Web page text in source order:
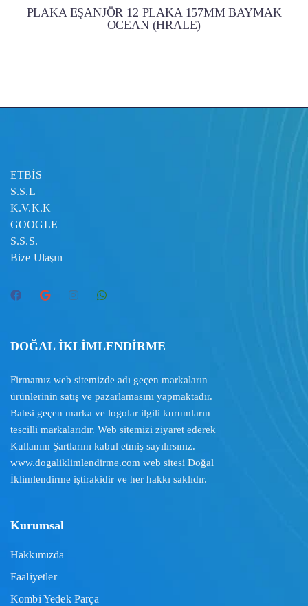
PLAKA EŞANJÖR 12 PLAKA 157MM BAYMAK
OCEAN (HRALE)
ETBİS
S.S.L
K.V.K.K
GOOGLE
S.S.S.
Bize Ulaşın
DOĞAL İKLİMLENDİRME
Firmamız web sitemizde adı geçen markaların
ürünlerinin satış ve pazarlamasını yapmaktadır.
Bahsi geçen marka ve logolar ilgili kurumların
tescilli markalarıdır. Web sitemizi ziyaret ederek
Kullanım Şartlarını kabul etmiş sayılırsınız.
www.dogaliklimlendirme.com web sitesi Doğal
İklimlendirme iştirakidir ve her hakkı saklıdır.
Kurumsal
Hakkımızda
Faaliyetler
Kombi Yedek Parça